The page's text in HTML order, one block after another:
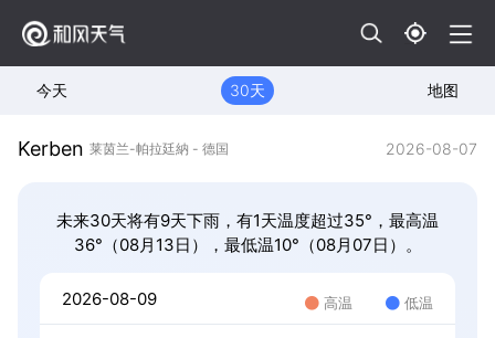
今天 30天 地图
Kerben 莱茵兰-帕拉廷納 - 德国 2026-08-07
未来30天将有9天下雨，有1天温度超过35°，最高温
36°（08月13日），最低温10°（08月07日）。
2026-08-09 高温 低温